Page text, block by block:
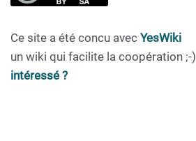
Ce site a été concu avec YesWiki
un wiki qui facilite la coopération ;-)
intéressé ?